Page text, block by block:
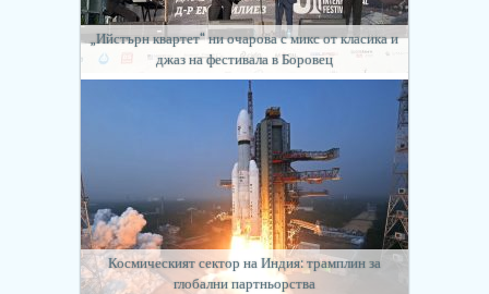
„Ийстърн квартет“ ни очарова с микс от класика и
джаз на фестивала в Боровец
Космическият сектор на Индия: трамплин за
глобални партньорства